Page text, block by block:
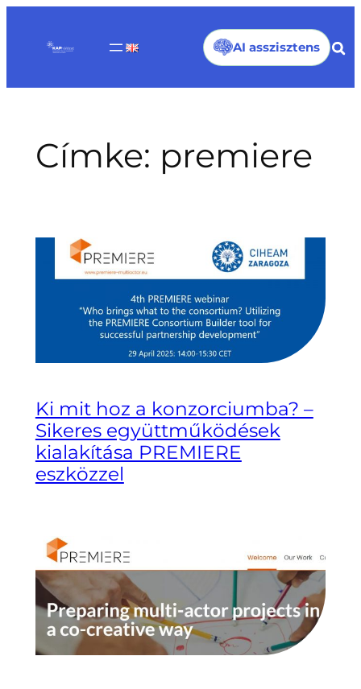
tartalomhoz
AI asszisztens
Címke: premiere
Ki mit hoz a konzorciumba? –
Sikeres együttműködések
kialakítása PREMIERE
eszközzel